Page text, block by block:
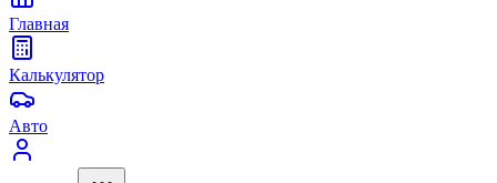
Главная
Калькулятор
Авто